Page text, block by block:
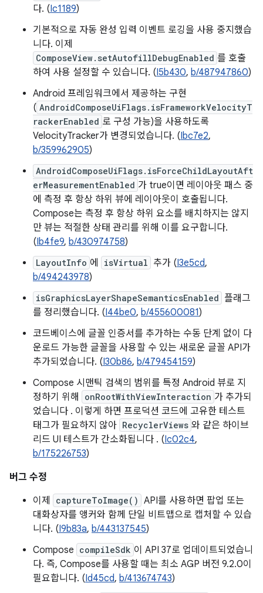
다. (Ic1189)
기본적으로 자동 완성 입력 이벤트 로깅을 사용 중지했습
니다. 이제
ComposeView.setAutofillDebugEnabled 를 호출
하여 사용 설정할 수 있습니다. (I5b430, b/487947860)
Android 프레임워크에서 제공하는 구현
( AndroidComposeUiFlags.isFrameworkVelocityT
rackerEnabled 로 구성 가능)을 사용하도록
VelocityTracker가 변경되었습니다. (Ibc7e2,
b/359962905)
AndroidComposeUiFlags.isForceChildLayoutAft
erMeasurementEnabled 가 true이면 레이아웃 패스 중
에 측정 후 항상 하위 뷰에 레이아웃이 호출됩니다.
Compose는 측정 후 항상 하위 요소를 배치하지는 않지
만 뷰는 적절한 상태 관리를 위해 이를 요구합니다.
(Ib4fe9, b/430974758)
LayoutInfo 에 isVirtual 추가 (I3e5cd,
b/494243978)
isGraphicsLayerShapeSemanticsEnabled 플래그
를 정리했습니다. (I44be0, b/455600081)
코드베이스에 글꼴 인증서를 추가하는 수동 단계 없이 다
운로드 가능한 글꼴을 사용할 수 있는 새로운 글꼴 API가
추가되었습니다. (I30b86, b/479454159)
Compose 시맨틱 검색의 범위를 특정 Android 뷰로 지
정하기 위해
onRootWithViewInteraction 가 추가되
었습니다 . 이렇게 하면 프로덕션 코드에 고유한 테스트
태그가 필요하지 않아 RecyclerViews 와 같은 하이브
리드 UI 테스트가 간소화됩니다 . (Ic02c4,
b/175226753)
버그 수정
이제
captureToImage() API를 사용하면 팝업 또는
대화상자를 앵커와 함께 단일 비트맵으로 캡처할 수 있습
니다. (I9b83a, b/443137545)
Compose compileSdk 이 API 37로 업데이트되었습니
다. 즉, Compose를 사용할 때는 최소 AGP 버전 9.2.0이
필요합니다. (Id45cd, b/413674743)